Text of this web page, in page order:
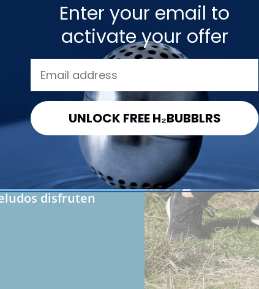
para
más
abolladuras y
la botella
como
disfruten
Enter your email to
activate your offer
UNLOCK FREE H₂BUBBLRS